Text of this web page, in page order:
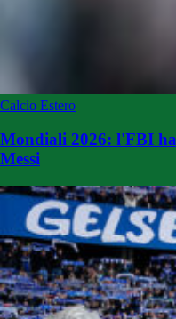
Calcio Estero
Mondiali 2026: l'FBI
Messi